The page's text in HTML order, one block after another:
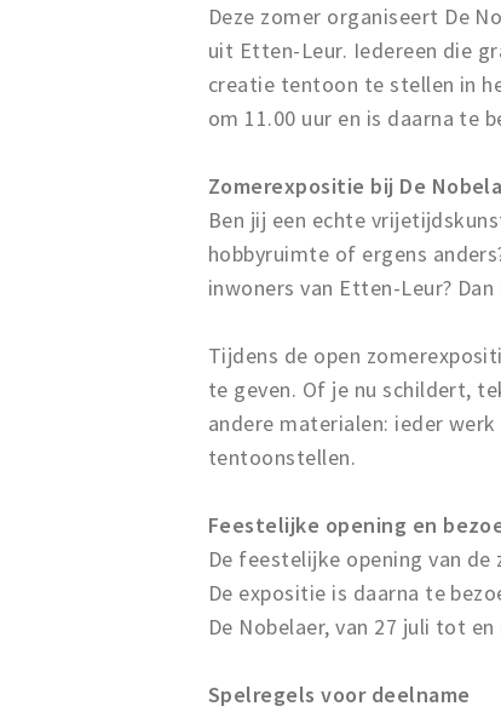
Deze zomer organiseert De
uit Etten-Leur. Iedereen die
creatie tentoon te stellen in
om 11.00 uur en is daarna te
Zomerexpositie bij De
Ben jij een echte
hobbyruimte of ergens
inwoners van Etten-Leur?
Tijdens de open
te geven. Of je nu schildert,
andere materialen: ieder
tentoonstellen.
Feestelijke opening en
De feestelijke opening van
De expositie is daarna te
De Nobelaer, van 27 juli tot
Spelregels voor deelname